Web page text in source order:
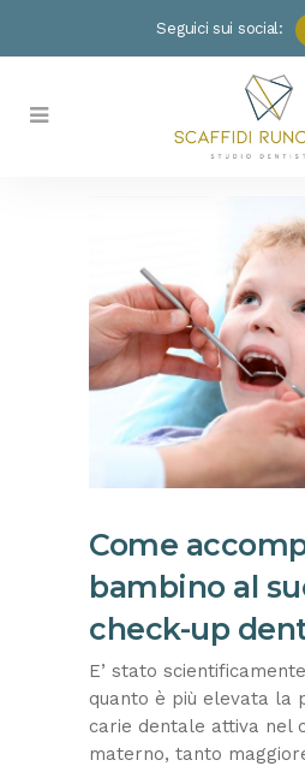
Seguici sui social:
Come
bambino al
check-up
E’ stato
quanto è più elevata la
carie dentale attiva nel
materno, tanto